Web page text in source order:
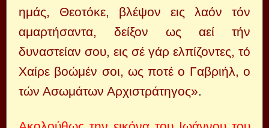
ημάς, Θεοτόκε, βλέψον εις λαόν τόν
αμαρτήσαντα, δείξον ως αεί τήν
δυναστείαν σου, εις σέ γάρ ελπίζοντες, τό
Χαίρε βοώμέν σοι, ως ποτέ ο Γαβριήλ, ο
τών Ασωμάτων Αρχιστράτηγος».